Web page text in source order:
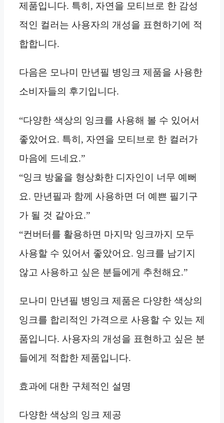
제품입니다. 특히, 자연을 모티브로 한 감성
적인 컬러는 사용자의 개성을 표현하기에 적
합합니다.
다음은 모나미 만년필 병잉크 제품을 사용한
소비자들의 후기입니다.
“다양한 색상의 잉크를 사용해 볼 수 있어서
좋았어요. 특히, 자연을 모티브로 한 컬러가
마음에 드네요.”
“잉크 방울을 형상화한 디자인이 너무 예뻐
요. 만년필과 함께 사용하면 더 예쁜 필기구
가 될 것 같아요.”
“컨버터를 활용하면 마지막 잉크까지 모두
사용할 수 있어서 좋았어요. 잉크를 남기지
않고 사용하고 싶은 분들에게 추천해요.”
모나미 만년필 병잉크 제품은 다양한 색상의
잉크를 합리적인 가격으로 사용할 수 있는 제
품입니다. 사용자의 개성을 표현하고 싶은 분
들에게 적합한 제품입니다.
효과에 대한 구체적인 설명
다양한 색상의 잉크 제공